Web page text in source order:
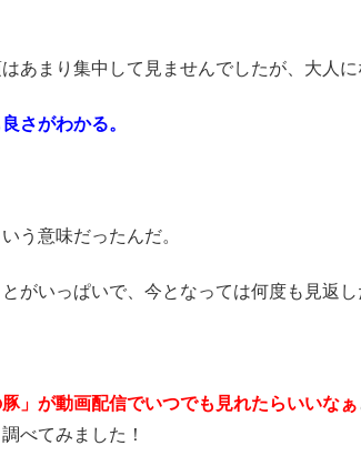
あまり集中して見ませんでしたが、大人に
さがわかる。
う意味だったんだ。
がいっぱいで、今となっては何度も見返し
」が動画配信でいつでも見れたらいいなぁ
べてみました！